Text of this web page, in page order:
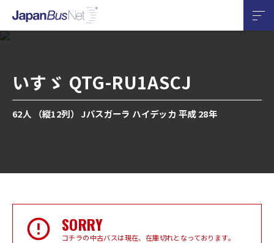
いすゞ QTG-RU1ASCJ
62人 （縦12列） Jバスガーラ ハイデッカ 平成 28年
SORRY
コチラの中古バスは現在、在庫切れとなっております。